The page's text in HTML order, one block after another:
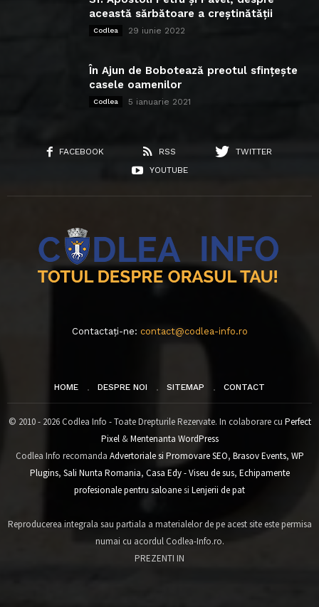
această sărbătoare a creștinătății
Codlea 29 iunie 2022
În Ajun de Bobotează preotul sfințește
casele oamenilor
Codlea 5 ianuarie 2021
FACEBOOK RSS
TWITTER
YOUTUBE
Contactați-ne: contact@codlea-info.ro
HOME DESPRE NOI SITEMAP CONTACT
© 2010 - 2026 Codlea Info - Toate Drepturile Rezervate. In colaborare cu Perfect
Pixel&Mentenanta WordPress
Codlea Info recomanda Advertoriale si Promovare SEO, Brasov Events, WP
Plugins, Sali Nunta Romania, Casa Edy - Viseu de sus, Echipamente
profesionale pentru saloanesi Lenjerii de pat
Reproducerea integrala sau partiala a materialelor de pe acest site este permisa
numai cu acordul Codlea-Info.ro.
PREZENTI IN